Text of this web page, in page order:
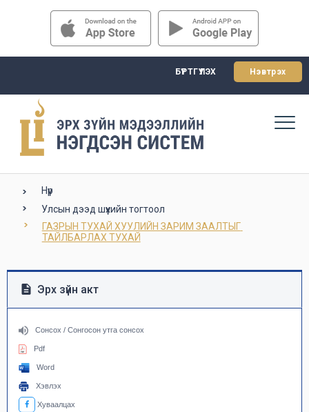
БҮРТГҮҮЛЭХ Нэвтрэх
Нүүр
Улсын дээд шүүхийн тогтоол
ГАЗРЫН ТУХАЙ ХУУЛИЙН ЗАРИМ ЗААЛТЫГ
ТАЙЛБАРЛАХ ТУХАЙ
Эрх зүйн акт
Сонсох / Сонгосон утга сонсох
Pdf
Word
Хэвлэх
Хуваалцах